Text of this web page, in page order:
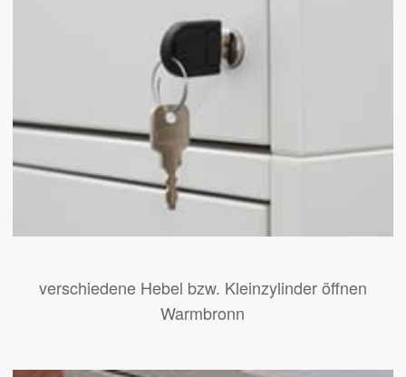
verschiedene Hebel bzw. Kleinzylinder öffnen
Warmbronn